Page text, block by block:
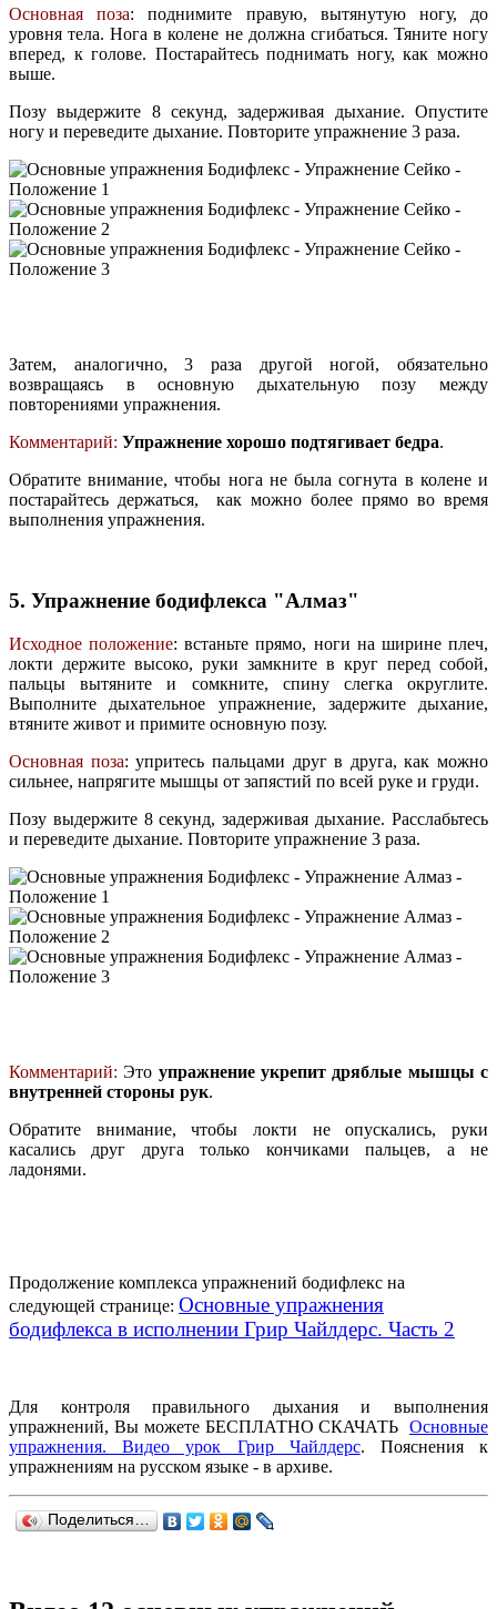
Основная поза: поднимите правую, вытянутую ногу, до
уровня тела. Нога в колене не должна сгибаться. Тяните ногу
вперед, к голове. Постарайтесь поднимать ногу, как можно
выше.
Позу выдержите 8 секунд, задерживая дыхание. Опустите
ногу и переведите дыхание. Повторите упражнение 3 раза.
Затем, аналогично, 3 раза другой ногой, обязательно
возвращаясь в основную дыхательную позу между
повторениями упражнения.
Комментарий: Упражнение хорошо подтягивает бедра.
Обратите внимание, чтобы нога не была согнута в колене и
постарайтесь держаться, как можно более прямо во время
выполнения упражнения.
5. Упражнение бодифлекса "Алмаз"
Исходное положение: встаньте прямо, ноги на ширине плеч,
локти держите высоко, руки замкните в круг перед собой,
пальцы вытяните и сомкните, спину слегка округлите.
Выполните дыхательное упражнение, задержите дыхание,
втяните живот и примите основную позу.
Основная поза: упритесь пальцами друг в друга, как можно
сильнее, напрягите мышцы от запястий по всей руке и груди.
Позу выдержите 8 секунд, задерживая дыхание. Расслабьтесь
и переведите дыхание. Повторите упражнение 3 раза.
Комментарий:Это упражнение укрепит дряблые мышцы с
внутренней стороны рук.
Обратите внимание, чтобы локти не опускались, руки
касались друг друга только кончиками пальцев, а не
ладонями.
Продолжение комплекса упражнений бодифлекс на
следующей странице: Основные упражнения
бодифлекса в исполнении Грир Чайлдерс. Часть 2
Для контроля правильного дыхания и выполнения
упражнений, Вы можете БЕСПЛАТНО СКАЧАТЬ Основные
упражнения. Видео урок Грир Чайлдерс. Пояснения к
упражнениям на русском языке - в архиве.
Поделиться…